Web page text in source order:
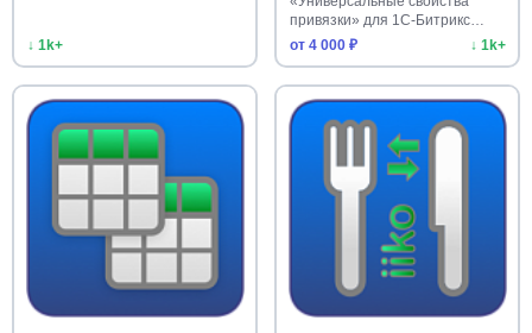
↓ 1k+
привязки» для 1С-Битрикс
расширяет функци…
от 4 000 ₽ ↓ 1k+